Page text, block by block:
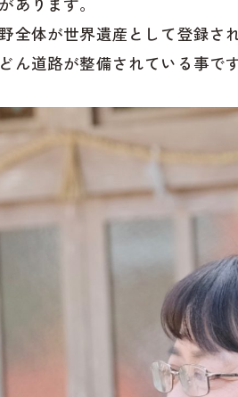
体が世界遺産として登録され
道路が整備されている事です